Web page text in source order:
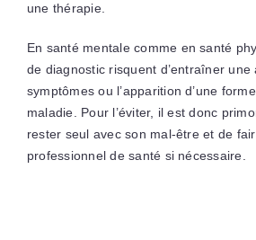
une thérapie.
En santé mentale comme en santé
de diagnostic risquent d’entraîner
symptômes ou l’apparition d’une
maladie. Pour l’éviter, il est donc
rester seul avec son mal-être et de
professionnel de santé si nécessaire.